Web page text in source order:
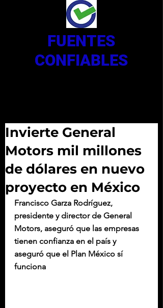
FUENTES
CONFIABLES
Invierte General
Motors mil millones
de dólares en nuevo
proyecto en México
Francisco Garza Rodríguez,
presidente y director de General
Motors, aseguró que las empresas
tienen confianza en el país y
aseguró que el Plan México sí
funciona